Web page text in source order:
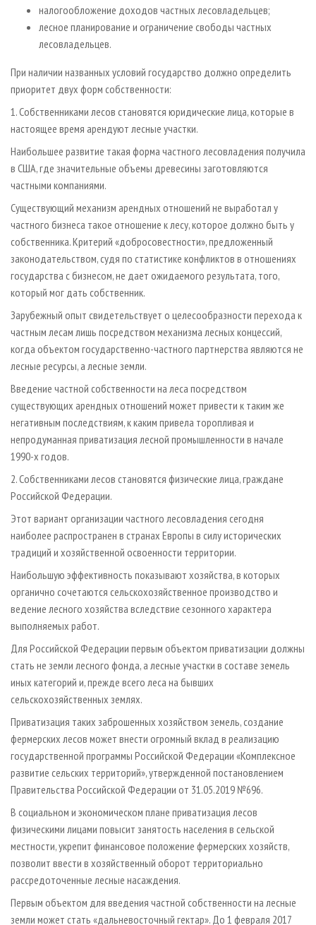
налогообложение доходов частных лесовладельцев;
лесное планирование и ограничение свободы частных
лесовладельцев.
При наличии названных условий государство должно определить
приоритет двух форм собственности:
1. Собственниками лесов становятся юридические лица, которые в
настоящее время арендуют лесные участки.
Наибольшее развитие такая форма частного лесовладения получила
в США, где значительные объемы древесины заготовляются
частными компаниями.
Существующий механизм арендных отношений не выработал у
частного бизнеса такое отношение к лесу, которое должно быть у
собственника. Критерий «добросовестности», предложенный
законодательством, судя по статистике конфликтов в отношениях
государства с бизнесом, не дает ожидаемого результата, того,
который мог дать собственник.
Зарубежный опыт свидетельствует о целесообразности перехода к
частным лесам лишь посредством механизма лесных концессий,
когда объектом государственно-частного партнерства являются не
лесные ресурсы, а лесные земли.
Введение частной собственности на леса посредством
существующих арендных отношений может привести к таким же
негативным последствиям, к каким привела торопливая и
непродуманная приватизация лесной промышленности в начале
1990-х годов.
2. Собственниками лесов становятся физические лица, граждане
Российской Федерации.
Этот вариант организации частного лесовладения сегодня
наиболее распространен в странах Европы в силу исторических
традиций и хозяйственной освоенности территории.
Наибольшую эффективность показывают хозяйства, в которых
органично сочетаются сельскохозяйственное производство и
ведение лесного хозяйства вследствие сезонного характера
выполняемых работ.
Для Российской Федерации первым объектом приватизации должны
стать не земли лесного фонда, а лесные участки в составе земель
иных категорий и, прежде всего леса на бывших
сельскохозяйственных землях.
Приватизация таких заброшенных хозяйством земель, создание
фермерских лесов может внести огромный вклад в реализацию
государственной программы Российской Федерации «Комплексное
развитие сельских территорий», утвержденной постановлением
Правительства Российской Федерации от 31.05.2019 №696.
В социальном и экономическом плане приватизация лесов
физическими лицами повысит занятость населения в сельской
местности, укрепит финансовое положение фермерских хозяйств,
позволит ввести в хозяйственный оборот территориально
рассредоточенные лесные насаждения.
Первым объектом для введения частной собственности на лесные
земли может стать «дальневосточный гектар». До 1 февраля 2017